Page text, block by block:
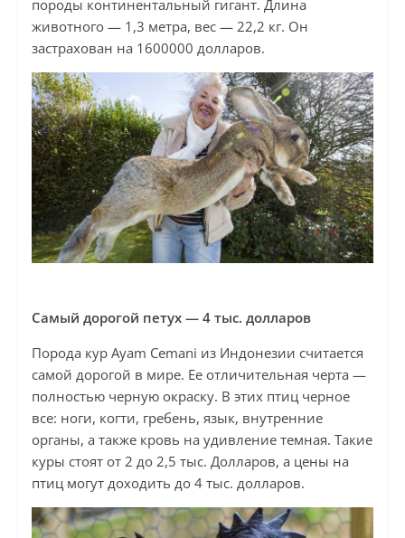
породы континентальный гигант. Длина
животного — 1,3 метра, вес — 22,2 кг. Он
застрахован на 1600000 долларов.
Самый дорогой петух — 4 тыс. долларов
Порода кур Ayam Cemani из Индонезии считается
самой дорогой в мире. Ее отличительная черта —
полностью черную окраску. В этих птиц черное
все: ноги, когти, гребень, язык, внутренние
органы, а также кровь на удивление темная. Такие
куры стоят от 2 до 2,5 тыс. Долларов, а цены на
птиц могут доходить до 4 тыс. долларов.